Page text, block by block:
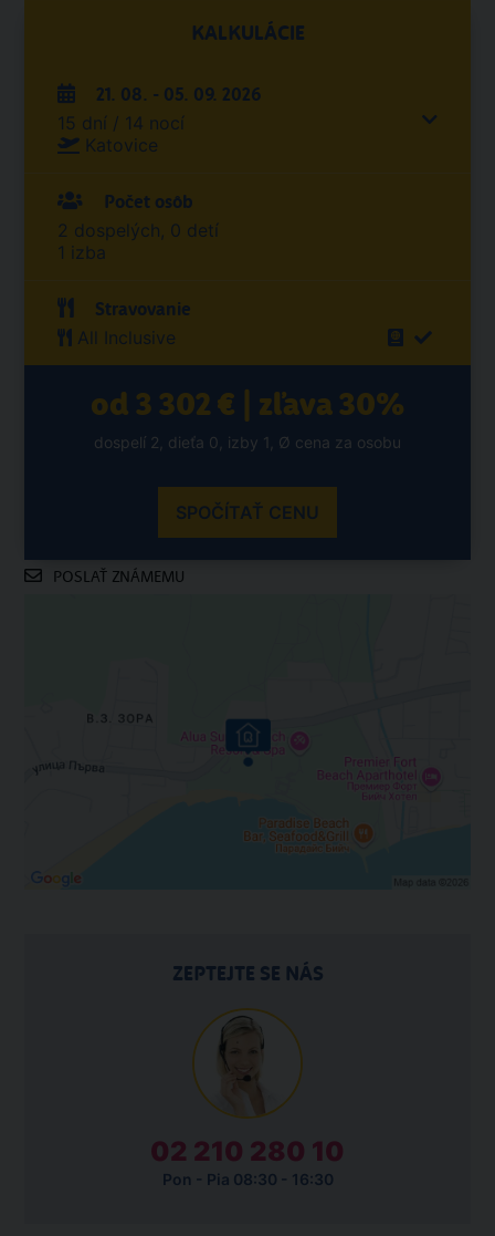
KALKULÁCIE
21. 08. - 05. 09. 2026
15 dní / 14 nocí
Katovice
Počet osôb
2 dospelých, 0 detí
1 izba
Stravovanie
All Inclusive
od 3 302 € | zľava 30%
dospelí 2, dieťa 0, izby 1, Ø cena za osobu
SPOČÍTAŤ CENU
POSLAŤ ZNÁMEMU
ZEPTEJTE SE NÁS
02 210 280 10
Pon - Pia 08:30 - 16:30